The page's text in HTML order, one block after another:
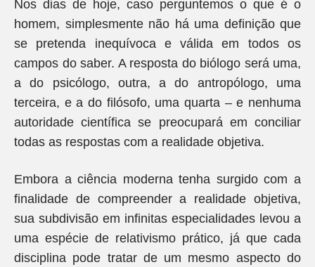
Nos dias de hoje, caso perguntemos o que é o
homem, simplesmente não há uma definição que
se pretenda inequívoca e válida em todos os
campos do saber. A resposta do biólogo será uma,
a do psicólogo, outra, a do antropólogo, uma
terceira, e a do filósofo, uma quarta – e nenhuma
autoridade científica se preocupará em conciliar
todas as respostas com a realidade objetiva.
Embora a ciência moderna tenha surgido com a
finalidade de compreender a realidade objetiva,
sua subdivisão em infinitas especialidades levou a
uma espécie de relativismo prático, já que cada
disciplina pode tratar de um mesmo aspecto do